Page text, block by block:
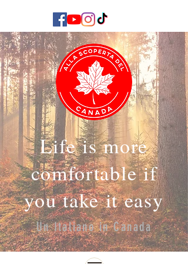
Life is more
comfortable if
you take it easy
Un Italiano in Canada